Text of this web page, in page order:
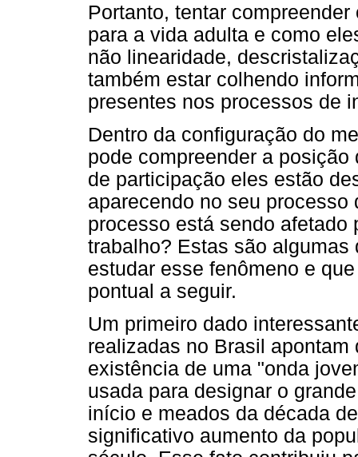
Portanto, tentar
para a vida adulta e como
não linearidade,
também estar colhendo
presentes nos processos de
Dentro da configuração do
pode compreender a
de participação eles estão
aparecendo no seu
processo está sendo afetado
trabalho? Estas são
estudar esse fenômeno e
pontual a seguir.
Um primeiro dado
realizadas no Brasil
existência de uma "onda
usada para designar o
início e meados da década
significativo aumento da